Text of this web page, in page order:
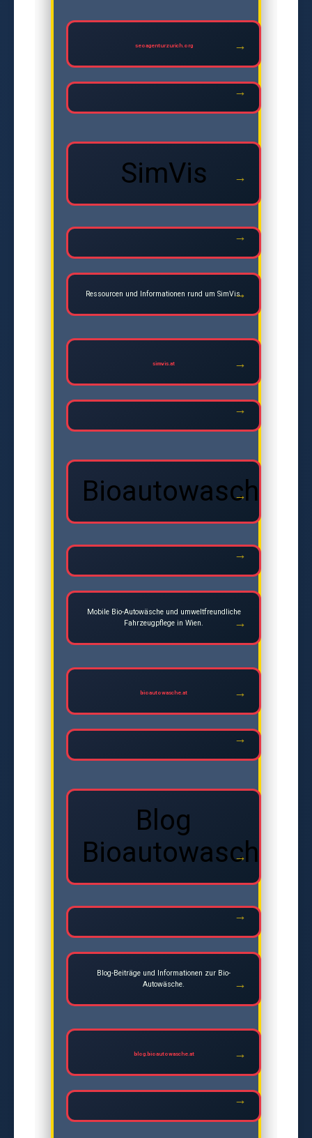
seoagenturzurich.org
SimVis
Ressourcen und Informationen rund um SimVis.
simvis.at
Bioautowasche
Mobile Bio-Autowäsche und umweltfreundliche
Fahrzeugpflege in Wien.
bioautowasche.at
Blog
Bioautowasche
Blog-Beiträge und Informationen zur Bio-
Autowäsche.
blog.bioautowasche.at